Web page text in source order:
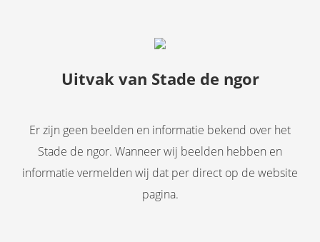
Uitvak van Stade de ngor
Er zijn geen beelden en informatie bekend over het
Stade de ngor. Wanneer wij beelden hebben en
informatie vermelden wij dat per direct op de website
pagina.